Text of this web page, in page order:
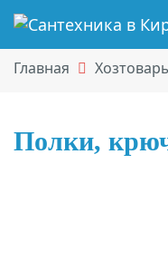
Skip
to
main
Навигация
Главная
Полки,